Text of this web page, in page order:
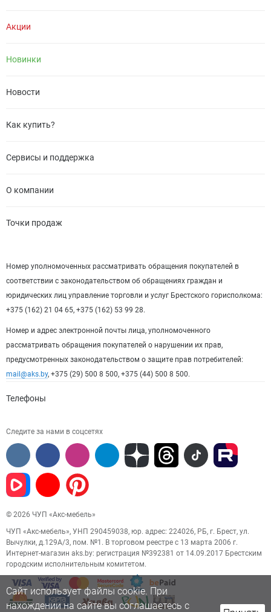
Акции
Новинки
Новости
Как купить?
Сервисы и поддержка
О компании
Точки продаж
Номер уполномоченных рассматривать обращения покупателей в
соответствии с законодательством об обращениях граждан и
юридических лиц управление торговли и услуг Брестского горисполкома:
+375 (162) 21 04 65, +375 (162) 53 99 28.
Номер и адрес электронной почты лица, уполномоченного
рассматривать обращения покупателей о нарушении их прав,
предусмотренных законодательством о защите прав потребителей:
mail@aks.by, +375 (29) 500 8 500, +375 (44) 500 8 500.
Телефоны
Следите за нами в соцсетях
© 2026 ЧУП «Акс-мебель»
ЧУП «Акс-мебель», УНП 290459038, юр. адрес: 224026, РБ, г. Брест, ул.
Вычулки, д.129А/3, пом. №1. В торговом реестре с 13 марта 2006 г.
Интернет-магазин aks.by: регистрация №392381 от 14.09.2017 Брестским
городским исполнительным комитетом.
Сайт использует файлы cookie. При
нахождении на сайте вы соглашаетесь с